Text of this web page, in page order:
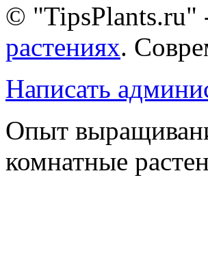
© "TipsPlants.ru"
растениях.
Написать
Опыт
комнатные